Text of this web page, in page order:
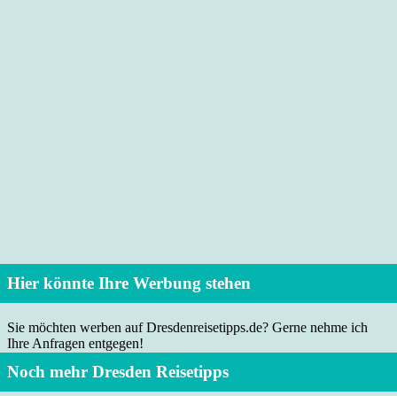
Hier könnte Ihre Werbung stehen
Sie möchten werben auf Dresdenreisetipps.de? Gerne nehme ich
Ihre Anfragen entgegen!
Noch mehr Dresden Reisetipps